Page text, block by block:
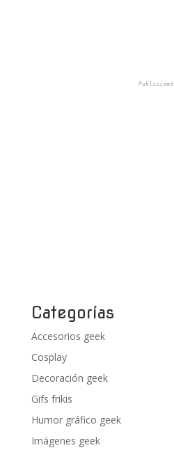
Publicidad
Categorías
Accesorios geek
Cosplay
Decoración geek
Gifs frikis
Humor gráfico geek
Imágenes geek